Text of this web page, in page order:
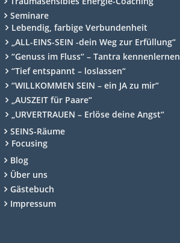
Seminare
Lebendig, farbige Verbundenheit
„ALL-EINS-SEIN -dein Weg zur Erfüllung“
“Genuss im Fluss“ – Tantra kennenlernen
“Tief entspannt – loslassen“
“WILLKOMMEN SEIN – ein JA zu mir“
„AUSZEIT für Paare“
„URVERTRAUEN – Erlöse deine Angst“
SEINS-Räume
Focusing
Blog
Über uns
Gästebuch
Impressum